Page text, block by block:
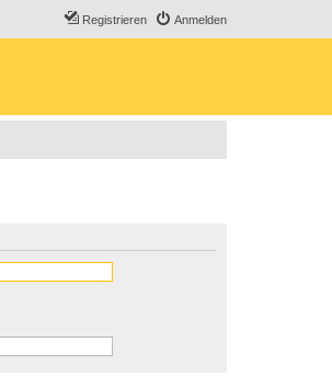
Anmelden
Registrieren